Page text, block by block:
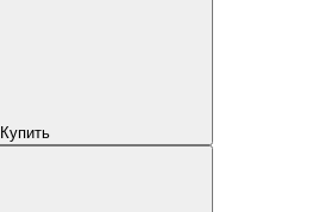
Купить